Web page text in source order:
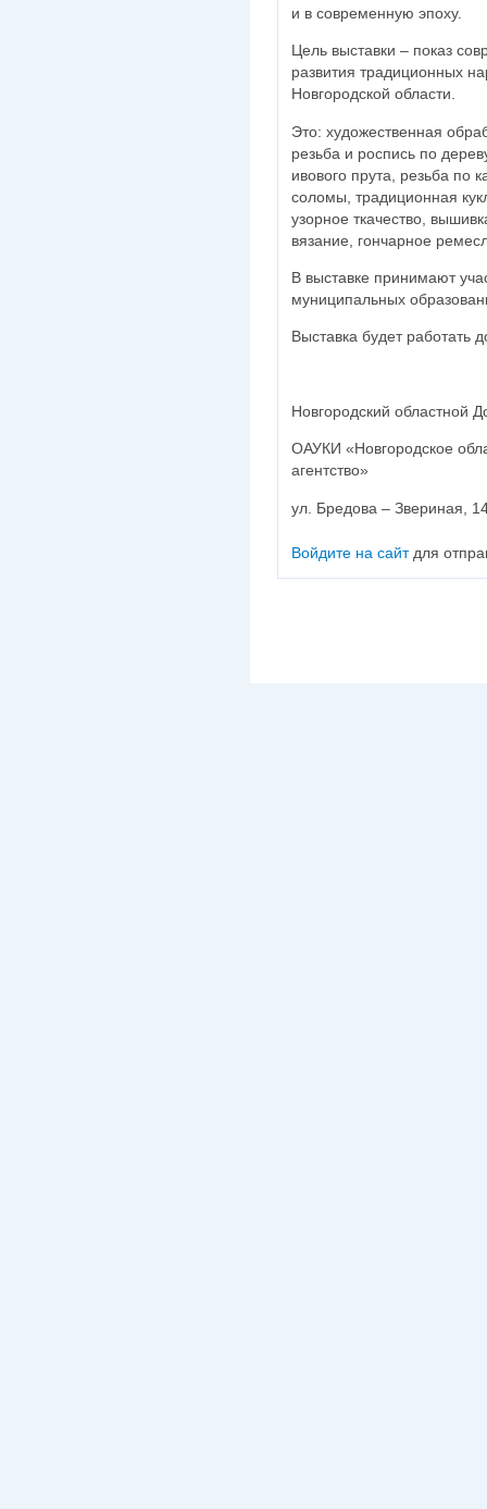
и в современную эпоху.
Цель выставки – показ
развития традиционных
Новгородской области.
Это: художественная
резьба и роспись по
ивового прута, резьба по
соломы, традиционная
узорное ткачество,
вязание, гончарное
В выставке принимают
муниципальных
Выставка будет работать
Новгородский областной
ОАУКИ «Новгородское
агентство»
ул. Бредова – Звериная,
Войдите на сайтдля